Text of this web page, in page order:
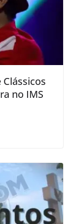
no IMS